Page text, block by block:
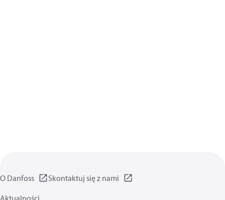
O Danfoss
Skontaktuj się z nami
Aktualności